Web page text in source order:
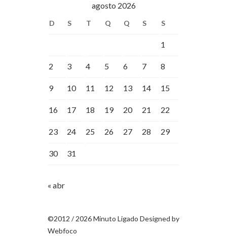
agosto 2026
D S T Q Q S S
1
2 3 4 5 6 7 8
9 10 11 12 13 14 15
16 17 18 19 20 21 22
23 24 25 26 27 28 29
30 31
« abr
©2012 / 2026 Minuto Ligado Designed by
Webfoco